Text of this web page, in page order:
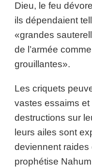
Dieu, le feu
ils dépendaient
«grandes
de l’armée
grouillantes».
Les criquets
vastes essaims
destructions sur
leurs ailes sont
deviennent raides
prophétise